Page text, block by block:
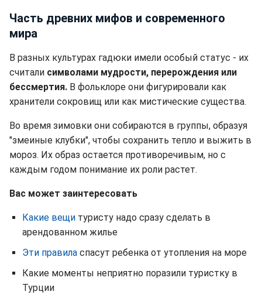
Часть древних мифов и современного
мира
В разных культурах гадюки имели особый статус - их
считали символами мудрости, перерождения или
бессмертия. В фольклоре они фигурировали как
хранители сокровищ или как мистические существа.
Во время зимовки они собираются в группы, образуя
"змеиные клубки", чтобы сохранить тепло и выжить в
мороз. Их образ остается противоречивым, но с
каждым годом понимание их роли растет.
Вас может заинтересовать
Какие вещи туристу надо сразу сделать в
арендованном жилье
Эти правила спасут ребенка от утопления на море
Какие моменты неприятно поразили туристку в
Турции